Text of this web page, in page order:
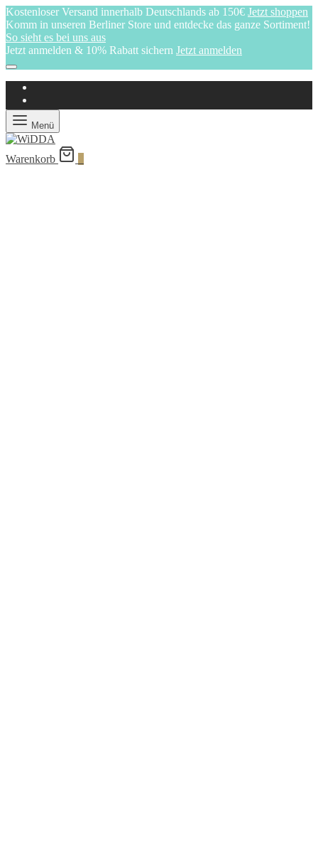
Kostenloser Versand innerhalb Deutschlands ab 150€ Jetzt shoppen
Komm in unseren Berliner Store und entdecke das ganze Sortiment!
So sieht es bei uns aus
Jetzt anmelden & 10% Rabatt sichern Jetzt anmelden
Menü
Warenkorb